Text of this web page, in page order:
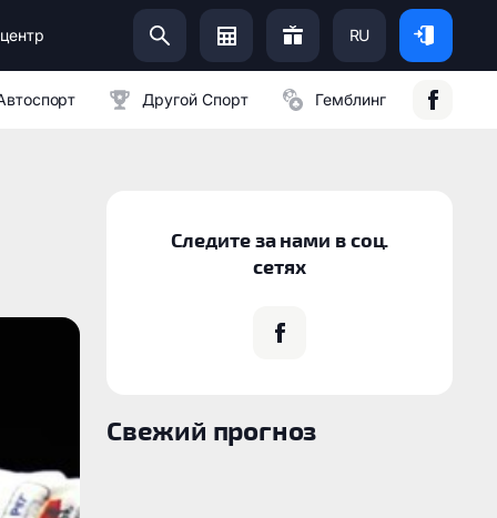
RU
Другой Спорт Гемблинг
Следите за нами в соц.
сетях
Свежий прогноз